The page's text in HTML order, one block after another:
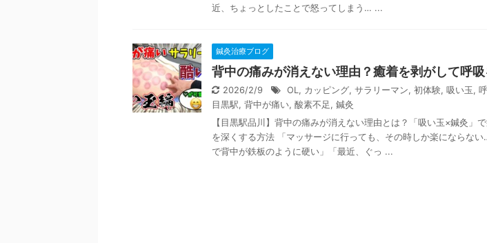
近、ちょっとしたことで怒ってしまう… ...
鍼灸治療ブログ
背中の痛みが消えない理由？癒着を剥がして呼
2026/2/9 OL, カッピング, サラリーマン, 初体験, 吸い玉,
目黒駅, 背中が痛い, 酸素不足 , 鍼灸
【目黒駅品川】背中の痛みが消えない理由とは？「吸い玉×鍼灸」
を深くする方法 「マッサージに行っても、その時しか楽にならな
で背中が鉄板のように硬い」「最近、ぐっ ...